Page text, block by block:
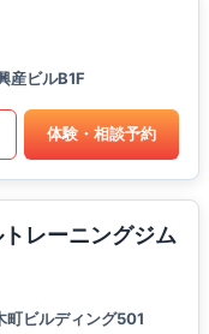
産ビルB1F
体験・相談予約
レーニングジム
ビルディング501